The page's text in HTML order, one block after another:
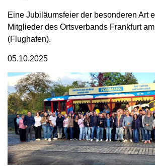
Eine Jubiläumsfeier der besonderen Art
Mitglieder des Ortsverbands Frankfurt
(Flughafen).
05.10.2025